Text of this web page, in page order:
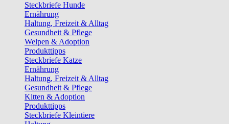
Steckbriefe Hunde
Ernährung
Haltung, Freizeit & Alltag
Gesundheit & Pflege
Welpen & Adoption
Produkttipps
Steckbriefe Katze
Ernährung
Haltung, Freizeit & Alltag
Gesundheit & Pflege
Kitten & Adoption
Produkttipps
Steckbriefe Kleintiere